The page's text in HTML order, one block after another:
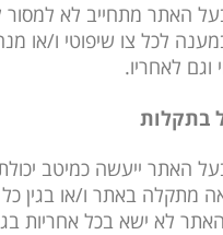
בעל האתר מתחייב לא
לכל צו שיפוטי ו/או
וגם לאחריו.
בתקלות
בעל האתר ייעשה כמיטב
מתקלה באתר ו/או בגין
לא ישא בכל אחריות